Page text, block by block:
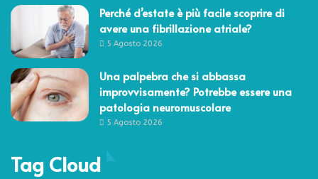
Perché d’estate è più facile scoprire di
avere una fibrillazione atriale?
5 Agosto 2026
Una palpebra che si abbassa
improvvisamente? Potrebbe essere una
patologia neuromuscolare
5 Agosto 2026
Tag Cloud